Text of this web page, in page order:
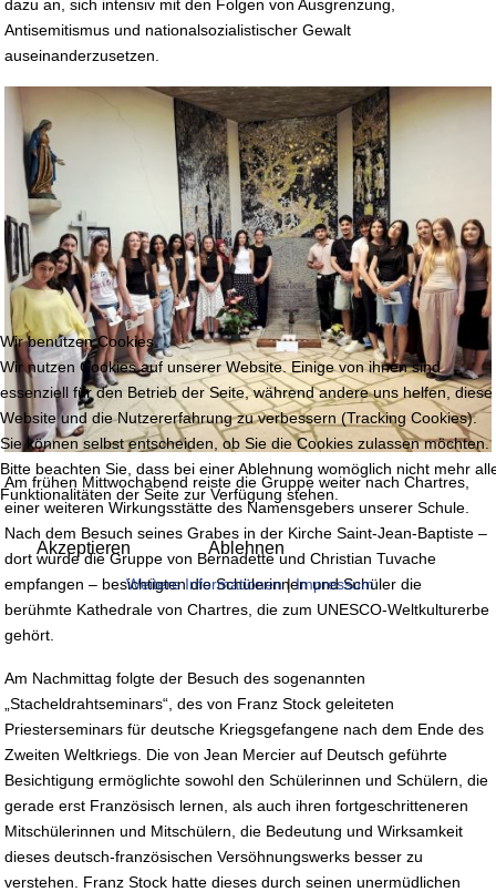
dazu an, sich intensiv mit den Folgen von Ausgrenzung,
Antisemitismus und nationalsozialistischer Gewalt
auseinanderzusetzen.
Am frühen Mittwochabend reiste die Gruppe weiter nach Chartres,
einer weiteren Wirkungsstätte des Namensgebers unserer Schule.
Nach dem Besuch seines Grabes in der Kirche Saint-Jean-Baptiste –
dort wurde die Gruppe von Bernadette und Christian Tuvache
empfangen – besichtigten die Schülerinnen und Schüler die
berühmte Kathedrale von Chartres, die zum UNESCO-Weltkulturerbe
gehört.
Am Nachmittag folgte der Besuch des sogenannten
„Stacheldrahtseminars“, des von Franz Stock geleiteten
Priesterseminars für deutsche Kriegsgefangene nach dem Ende des
Zweiten Weltkriegs. Die von Jean Mercier auf Deutsch geführte
Besichtigung ermöglichte sowohl den Schülerinnen und Schülern, die
gerade erst Französisch lernen, als auch ihren fortgeschritteneren
Mitschülerinnen und Mitschülern, die Bedeutung und Wirksamkeit
dieses deutsch-französischen Versöhnungswerks besser zu
verstehen. Franz Stock hatte dieses durch seinen unermüdlichen
Wir benutzen Cookies
Wir nutzen Cookies auf unserer Website. Einige von ihnen sind
essenziell für den Betrieb der Seite, während andere uns helfen, diese
Website und die Nutzererfahrung zu verbessern (Tracking Cookies).
Sie können selbst entscheiden, ob Sie die Cookies zulassen möchten.
Bitte beachten Sie, dass bei einer Ablehnung womöglich nicht mehr
Funktionalitäten der Seite zur Verfügung stehen.
Akzeptieren Ablehnen
Weitere Informationen|Impressum